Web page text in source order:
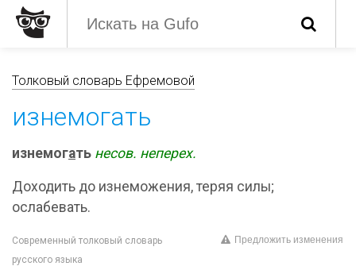
Толковый словарь Ефремовой
изнемогать
изнемогать несов. неперех.
Доходить до изнеможения, теряя силы;
ослабевать.
Современный толковый словарь
русского языка
Предложить изменения